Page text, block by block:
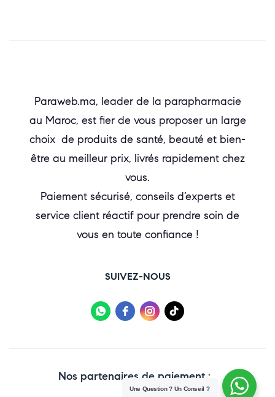
Paraweb.ma, leader de la parapharmacie
au Maroc, est fier de vous proposer un large
choix de produits de santé, beauté et bien-
être au meilleur prix, livrés rapidement chez
vous.
Paiement sécurisé, conseils d’experts et
service client réactif pour prendre soin de
vous en toute confiance !
SUIVEZ-NOUS
Nos partenaires de paiement :
Une Question ? Un Conseil ?